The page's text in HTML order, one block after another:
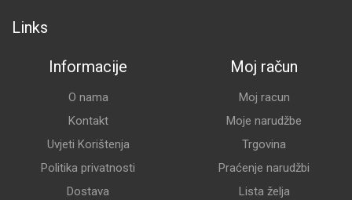
Links
Informacije
O nama
Kontakt
Uvjeti Korištenja
Politika privatnosti
Dostava
Moj račun
Moj racun
Moje narudžbe
Trgovina
Praćenje narudžbi
Lista želja